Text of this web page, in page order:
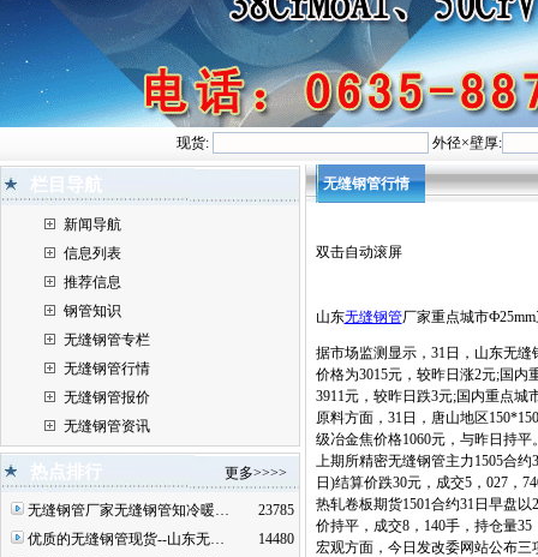
现货: 外径×壁厚:
栏目导航
新闻导航
信息列表
推荐信息
钢管知识
无缝钢管专栏
无缝钢管行情
无缝钢管报价
无缝钢管资讯
热点排行 更多>>>>
无缝钢管厂家无缝钢管知冷暖…
23785
优质的无缝钢管现货--山东无…
14480
无缝钢管行情
双击自动滚屏
山东无缝钢管厂家重点城市
据市场监测显示，31日，山东无
价格为3015元，较昨日涨2元;国内
3911元，较昨日跌3元;国内重点城
原料方面，31日，唐山地区
级冶金焦价格1060元，与昨日持平
上期所精密无缝钢管主力1505合约
日)结算价跌30元，成交5，027，
热轧卷板期货1501合约31日早盘
价持平，成交8，140手，持仓量35
宏观方面，今日发改委网站公布